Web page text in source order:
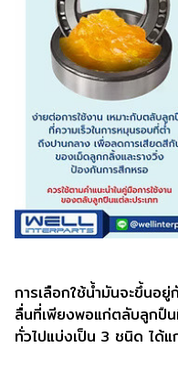
การเลือกใช้น้ำมันจะขึ้นอ
ลื่นที่เพียงพอแก่ตลับลูกปื
ทั่วไปแบ่งเป็น 3 ชนิด ได้แ